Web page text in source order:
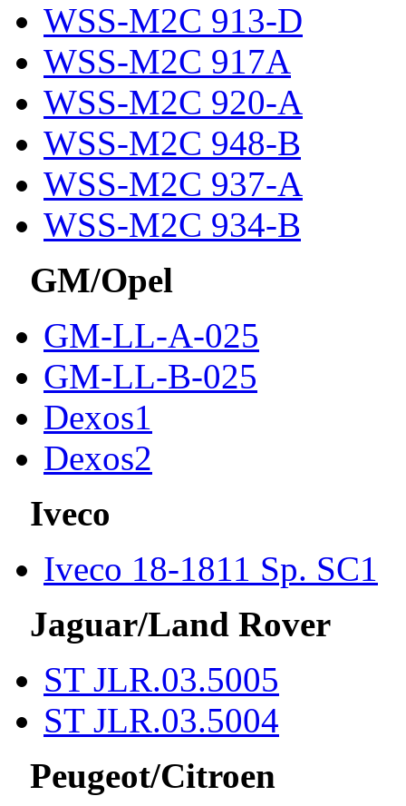
WSS-M2C 913-D
WSS-M2C 917A
WSS-M2C 920-A
WSS-M2C 948-B
WSS-M2C 937-A
WSS-M2C 934-B
GM/Opel
GM-LL-A-025
GM-LL-B-025
Dexos1
Dexos2
Iveco
Iveco 18-1811 Sp. SC1
Jaguar/Land Rover
ST JLR.03.5005
ST JLR.03.5004
Peugeot/Citroen